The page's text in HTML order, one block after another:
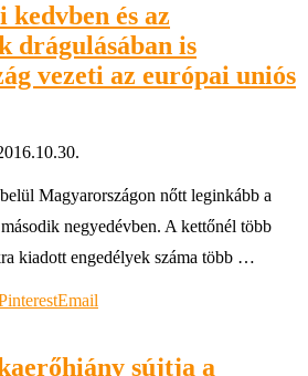
kedvben és az
drágulásában is
vezeti az európai uniós
Magyarországon nőtt leginkább a
negyedévben. A kettőnél több
kiadott engedélyek száma több …
Email
sújtja a